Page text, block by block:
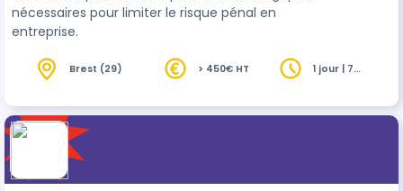
nécessaires pour limiter le risque pénal en
entreprise.
Brest (29) > 450€ HT
1 jour | 7